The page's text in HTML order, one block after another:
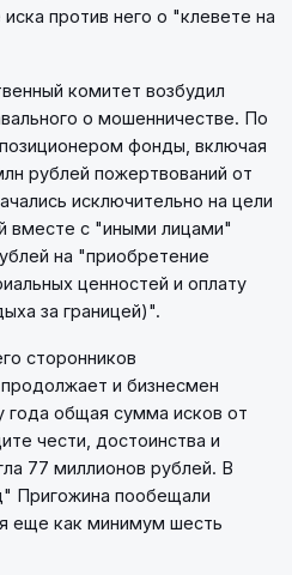
против него о "клевете на
комитет возбудил
о мошенничестве. По
фонды, включая
рублей пожертвований от
исключительно на цели
вместе с "иными лицами"
на "приобретение
ценностей и оплату
за границей)".
сторонников
и бизнесмен
года общая сумма исков от
чести, достоинства и
77 миллионов рублей. В
Пригожина пообещали
еще как минимум шесть